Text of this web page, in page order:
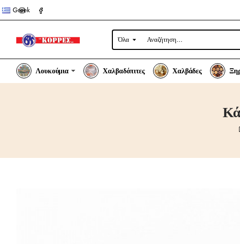
Greek
Όλα
Αναζήτηση...
Λουκούμια Χαλβαδόπιτες Χαλβάδες